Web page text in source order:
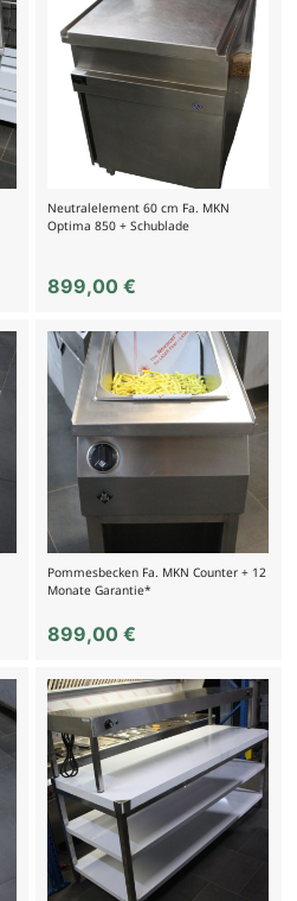
Neutralelement 60 cm Fa. MKN
Optima 850 + Schublade
899,00€
Pommesbecken Fa. MKN Counter + 12
Monate Garantie*
899,00€